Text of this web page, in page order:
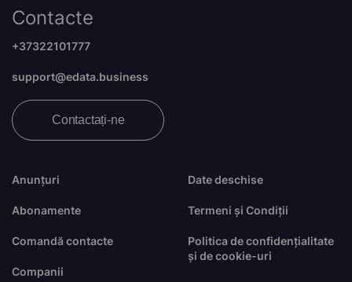
Anunțuri
Abonamente
Comandă contacte
Companii
Date deschise
Termeni și Condiții
Politica de confidențialitate
și de cookie-uri
Contacte
+37322101777
support@edata.business
Contactați-ne